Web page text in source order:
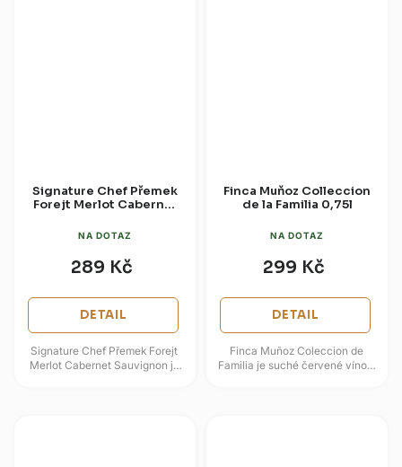
Signature Chef Přemek
Forejt Merlot Cabernet
NA DOTAZ
289 Kč
DETAIL
Signature Chef Přemek Forejt
Merlot Cabernet Sauvignon je
Finca Muňoz Colleccion
de la Familia 0,75l
NA DOTAZ
299 Kč
DETAIL
Finca Muñoz Coleccion de
Familia je suché červené víno z